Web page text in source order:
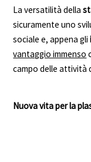
La versatilità della
sicuramente uno
sociale e, appena gli
vantaggio immenso
campo delle attività
Nuova vita per la